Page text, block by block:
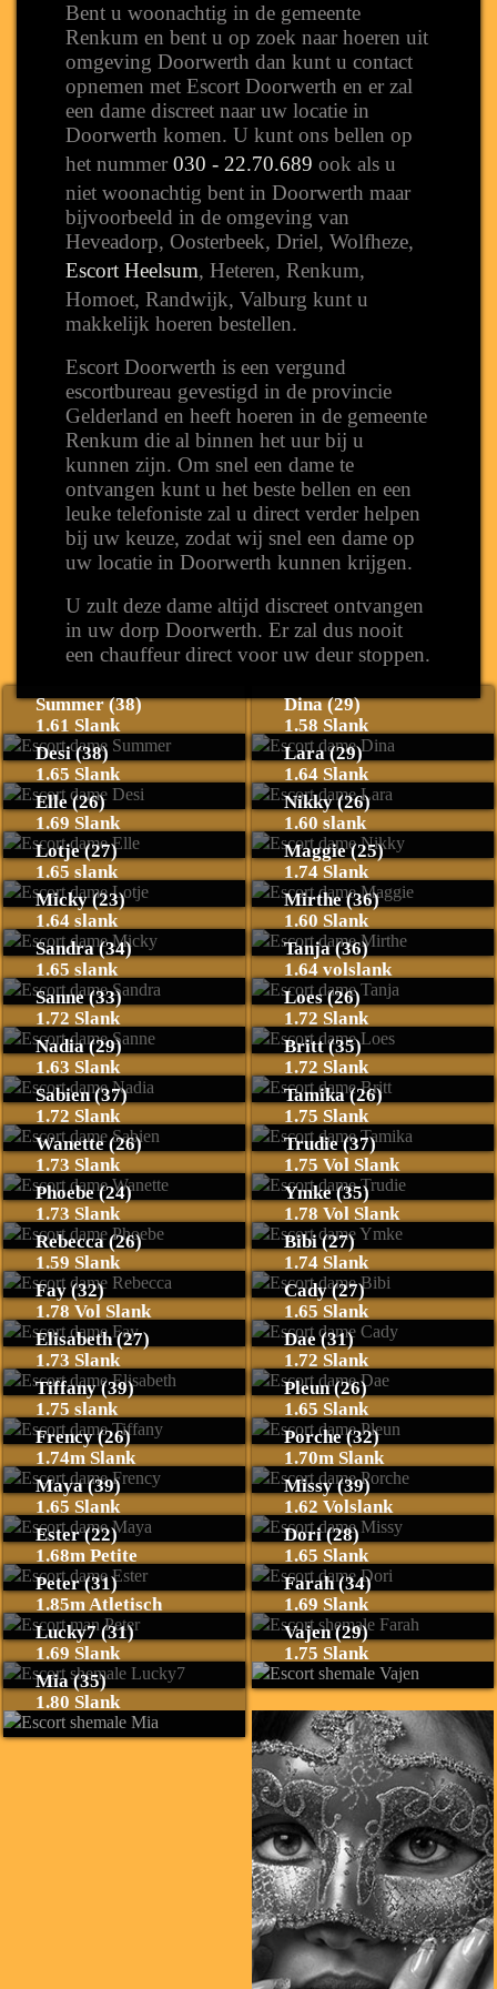
Bent u woonachtig in de gemeente
Renkum en bent u op zoek naar hoeren uit
omgeving Doorwerth dan kunt u contact
opnemen met Escort Doorwerth en er zal
een dame discreet naar uw locatie in
Doorwerth komen. U kunt ons bellen op
het nummer 030 - 22.70.689 ook als u
niet woonachtig bent in Doorwerth maar
bijvoorbeeld in de omgeving van
Heveadorp, Oosterbeek, Driel, Wolfheze,
Escort Heelsum, Heteren, Renkum,
Homoet, Randwijk, Valburg kunt u
makkelijk hoeren bestellen.
Escort Doorwerth is een vergund
escortbureau gevestigd in de provincie
Gelderland en heeft hoeren in de gemeente
Renkum die al binnen het uur bij u
kunnen zijn. Om snel een dame te
ontvangen kunt u het beste bellen en een
leuke telefoniste zal u direct verder helpen
bij uw keuze, zodat wij snel een dame op
uw locatie in Doorwerth kunnen krijgen.
U zult deze dame altijd discreet ontvangen
in uw dorp Doorwerth. Er zal dus nooit
een chauffeur direct voor uw deur stoppen.
Summer (38)
1.61 Slank
Dina (29)
1.58 Slank
Desi (38)
1.65 Slank
Lara (29)
1.64 Slank
Elle (26)
1.69 Slank
Nikky (26)
1.60 slank
Lotje (27)
1.65 slank
Maggie (25)
1.74 Slank
Micky (23)
1.64 slank
Mirthe (36)
1.60 Slank
Sandra (34)
1.65 slank
Tanja (36)
1.64 volslank
Sanne (33)
1.72 Slank
Loes (26)
1.72 Slank
Nadia (29)
1.63 Slank
Britt (35)
1.72 Slank
Sabien (37)
1.72 Slank
Tamika (26)
1.75 Slank
Wanette (26)
1.73 Slank
Trudie (37)
1.75 Vol Slank
Phoebe (24)
1.73 Slank
Ymke (35)
1.78 Vol Slank
Rebecca (26)
1.59 Slank
Bibi (27)
1.74 Slank
Fay (32)
1.78 Vol Slank
Cady (27)
1.65 Slank
Elisabeth (27)
1.73 Slank
Dae (31)
1.72 Slank
Tiffany (39)
1.75 slank
Pleun (26)
1.65 Slank
Frency (26)
1.74m Slank
Porche (32)
1.70m Slank
Maya (39)
1.65 Slank
Missy (39)
1.62 Volslank
Ester (22)
1.68m Petite
Dori (28)
1.65 Slank
Peter (31)
1.85m Atletisch
Farah (34)
1.69 Slank
Lucky7 (31)
1.69 Slank
Vajen (29)
1.75 Slank
Mia (35)
1.80 Slank